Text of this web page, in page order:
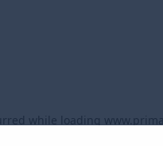
while loading